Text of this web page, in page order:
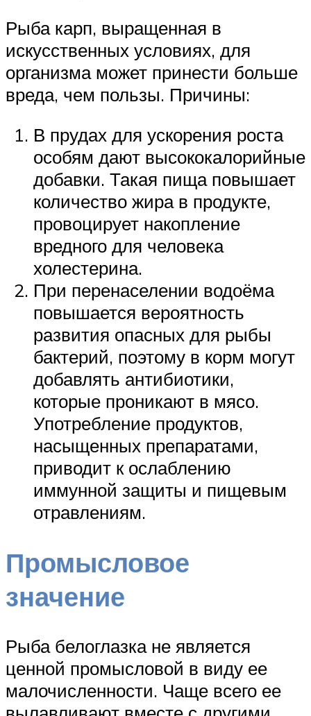
Рыба карп, выращенная в
искусственных условиях, для
организма может принести больше
вреда, чем пользы. Причины:
В прудах для ускорения роста
особям дают высококалорийные
добавки. Такая пища повышает
количество жира в продукте,
провоцирует накопление
вредного для человека
холестерина.
При перенаселении водоёма
повышается вероятность
развития опасных для рыбы
бактерий, поэтому в корм могут
добавлять антибиотики,
которые проникают в мясо.
Употребление продуктов,
насыщенных препаратами,
приводит к ослаблению
иммунной защиты и пищевым
отравлениям.
Промысловое
значение
Рыба белоглазка не является
ценной промысловой в виду ее
малочисленности. Чаще всего ее